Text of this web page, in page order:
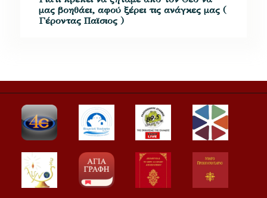
μας βοηθάει, αφού ξέρει τις ανάγκες μας (
Γέροντας Παϊσιος )